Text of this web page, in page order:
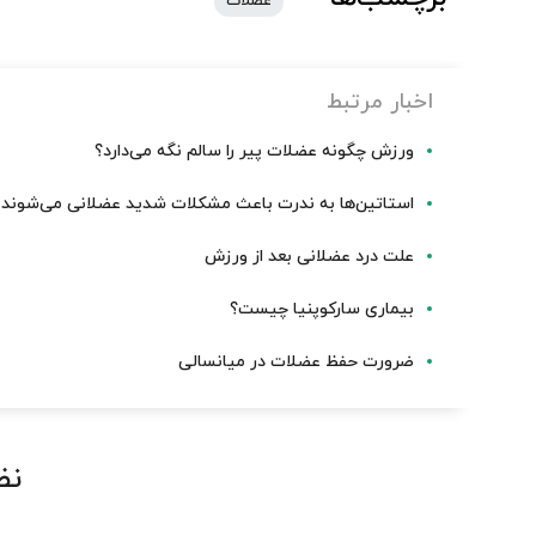
اخبار مرتبط
ورزش چگونه عضلات پیر را سالم نگه می‌دارد؟
استاتین‌ها به ندرت باعث مشکلات شدید عضلانی می‌شوند
علت درد عضلانی بعد از ورزش
بیماری سارکوپنیا چیست؟
ضرورت حفظ عضلات در میانسالی